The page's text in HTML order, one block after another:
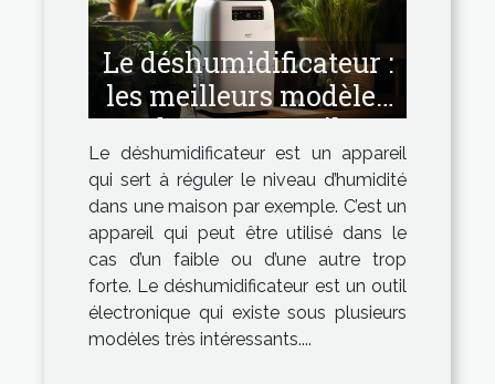
Le déshumidificateur :
les meilleurs modèles
de cet appareil.
Le déshumidificateur est un appareil
qui sert à réguler le niveau d’humidité
dans une maison par exemple. C’est un
appareil qui peut être utilisé dans le
cas d’un faible ou d’une autre trop
forte. Le déshumidificateur est un outil
électronique qui existe sous plusieurs
modèles très intéressants....